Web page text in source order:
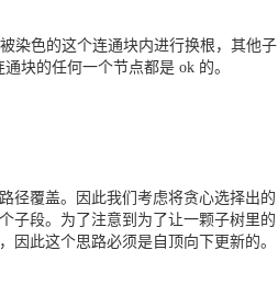
染色的这个连通块内进行换根，其他子
块的任何一个节点都是 ok 的。
径覆盖。因此我们考虑将贪心选择出的
子段。为了注意到为了让一颗子树里的
此这个思路必须是自顶向下更新的。